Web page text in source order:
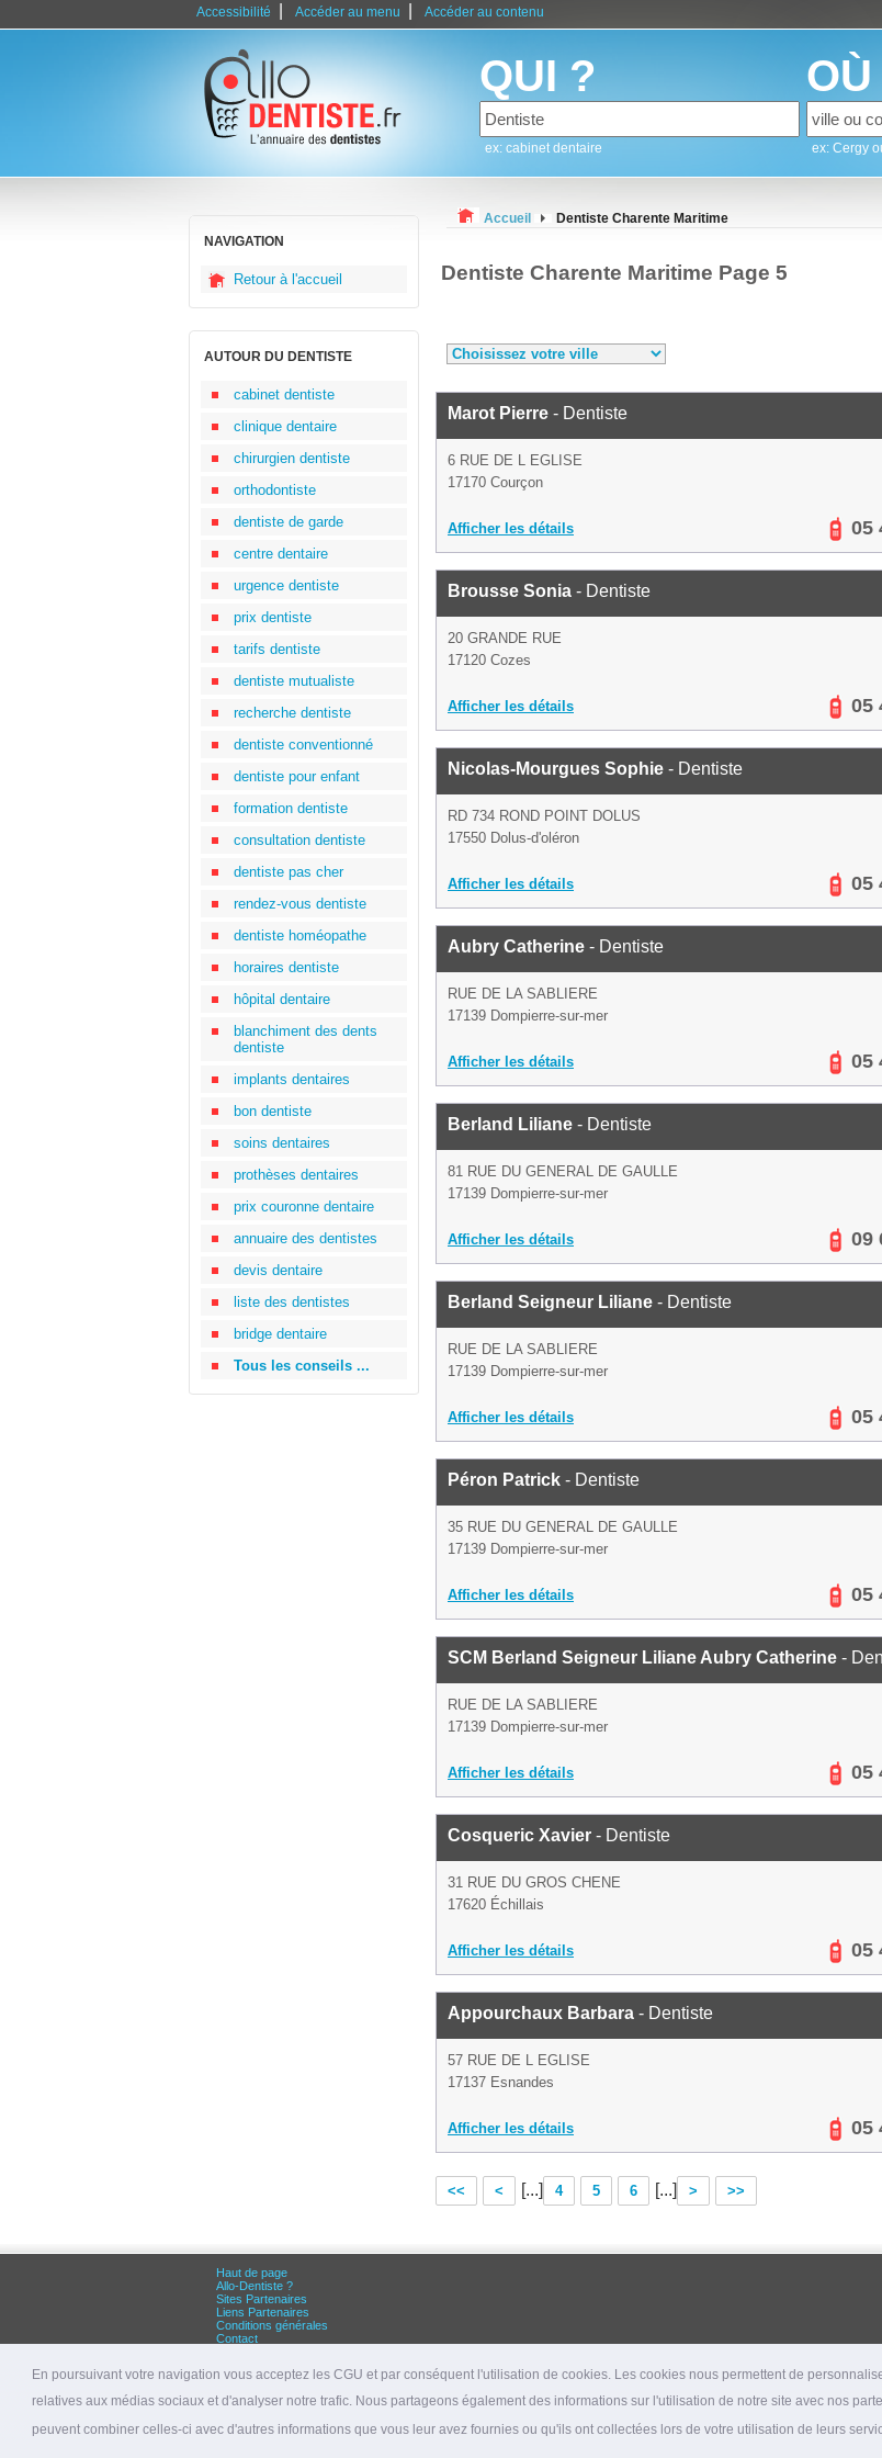
En poursuivant votre navigation vous acceptez les CGU et par conséquent l'utilisation de cookies. Les cookies nous permettent de
relatives aux médias sociaux et d'analyser notre trafic. Nous partageons également des informations sur l'utilisation de notre site avec nos
peuvent combiner celles-ci avec d'autres informations que vous leur avez fournies ou qu'ils ont collectées lors de votre utilisation de leurs
Accessibilité Accéder au menu Accéder au contenu
QUI ?
ex: cabinet dentaire
OÙ
ex: Cergy
NAVIGATION
Retour à l'accueil
AUTOUR DU DENTISTE
cabinet dentiste
clinique dentaire
chirurgien dentiste
orthodontiste
dentiste de garde
centre dentaire
urgence dentiste
prix dentiste
tarifs dentiste
dentiste mutualiste
recherche dentiste
dentiste conventionné
dentiste pour enfant
formation dentiste
consultation dentiste
dentiste pas cher
rendez-vous dentiste
dentiste homéopathe
horaires dentiste
hôpital dentaire
blanchiment des dents
dentiste
implants dentaires
bon dentiste
soins dentaires
prothèses dentaires
prix couronne dentaire
annuaire des dentistes
devis dentaire
liste des dentistes
bridge dentaire
Tous les conseils ...
Accueil Dentiste Charente Maritime
Dentiste Charente Maritime Page 5
Marot Pierre - Dentiste
6 RUE DE L EGLISE
17170 Courçon
Afficher les détails 05
Brousse Sonia - Dentiste
20 GRANDE RUE
17120 Cozes
Afficher les détails 05
Nicolas-Mourgues Sophie - Dentiste
RD 734 ROND POINT DOLUS
17550 Dolus-d'oléron
Afficher les détails 05
Aubry Catherine - Dentiste
RUE DE LA SABLIERE
17139 Dompierre-sur-mer
Afficher les détails 05
Berland Liliane - Dentiste
81 RUE DU GENERAL DE GAULLE
17139 Dompierre-sur-mer
Afficher les détails 09
Berland Seigneur Liliane - Dentiste
RUE DE LA SABLIERE
17139 Dompierre-sur-mer
Afficher les détails 05
Péron Patrick - Dentiste
35 RUE DU GENERAL DE GAULLE
17139 Dompierre-sur-mer
Afficher les détails 05
SCM Berland Seigneur Liliane Aubry Catherine -
RUE DE LA SABLIERE
17139 Dompierre-sur-mer
Afficher les détails 05
Cosqueric Xavier - Dentiste
31 RUE DU GROS CHENE
17620 Échillais
Afficher les détails 05
Appourchaux Barbara - Dentiste
57 RUE DE L EGLISE
17137 Esnandes
Afficher les détails 05
<< < [...] 4 5 6 [...] > >>
Haut de page
Allo-Dentiste ?
Sites Partenaires
Liens Partenaires
Conditions générales
Contact
Dentiste Lyon